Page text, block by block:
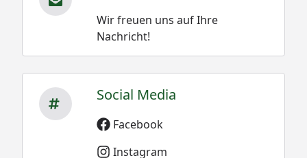
Wir freuen uns auf Ihre
Nachricht!
Social Media
Facebook
Instagram